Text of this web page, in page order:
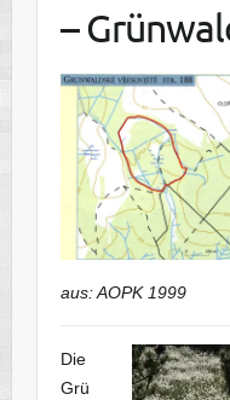
–
aus: AOPK 1999
Die
Grü